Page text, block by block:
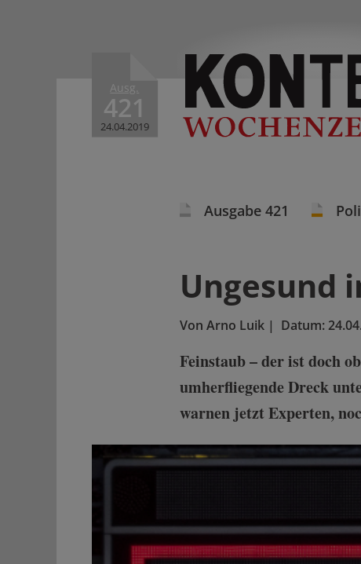
Ausg.
421
24.04.2019
Ausgabe 421
Ungesund
Von Arno Luik | Datum:
Feinstaub – der ist doch
umherfliegende Dreck
warnen jetzt Experten,